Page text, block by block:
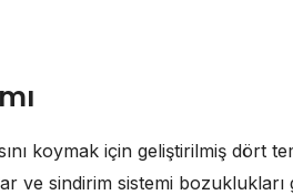
koymak için geliştirilmiş dört
ve sindirim sistemi